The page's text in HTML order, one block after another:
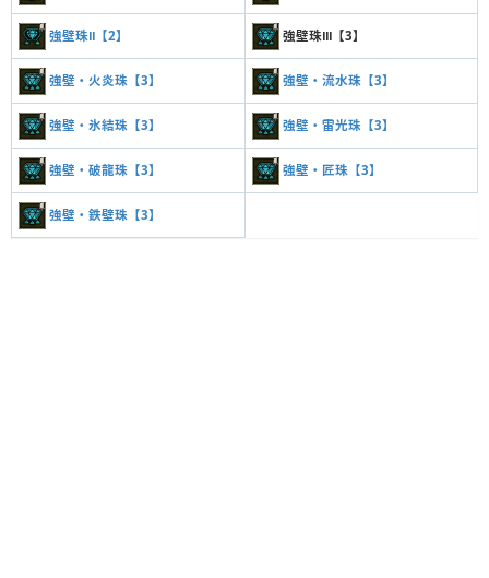
強壁珠Ⅱ【2】 強壁珠Ⅲ【3】
強壁・火炎珠【3】 強壁・流水珠【3】
強壁・氷結珠【3】 強壁・雷光珠【3】
強壁・破龍珠【3】 強壁・匠珠【3】
強壁・鉄壁珠【3】